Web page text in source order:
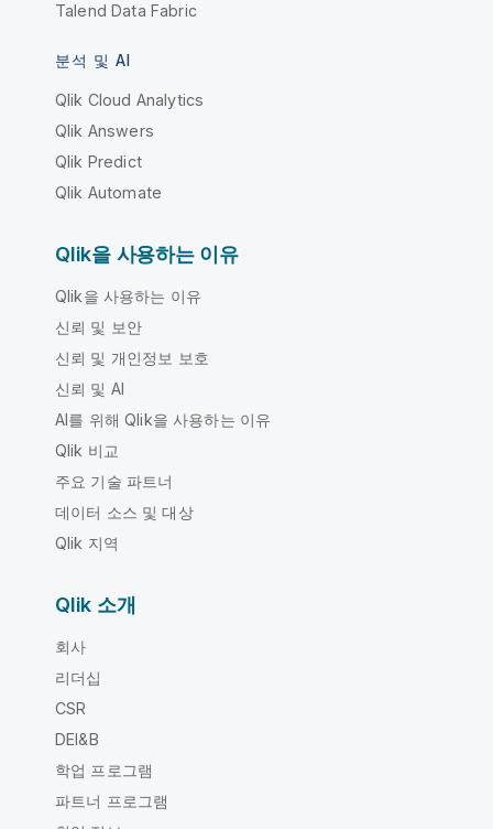
Talend Data Fabric
분석 및 AI
Qlik Cloud Analytics
Qlik Answers
Qlik Predict
Qlik Automate
Qlik을 사용하는 이유
Qlik을 사용하는 이유
신뢰 및 보안
신뢰 및 개인정보 보호
신뢰 및 AI
AI를 위해 Qlik을 사용하는 이유
Qlik 비교
주요 기술 파트너
데이터 소스 및 대상
Qlik 지역
Qlik 소개
회사
리더십
CSR
DEI&B
학업 프로그램
파트너 프로그램